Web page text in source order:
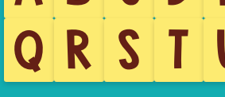
Q R S T